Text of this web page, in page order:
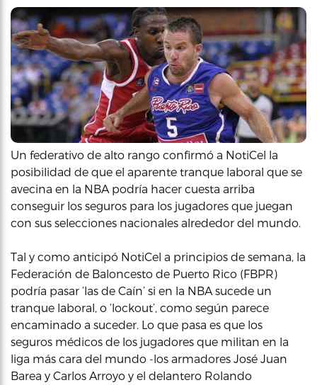
Un federativo de alto rango confirmó a NotiCel la
posibilidad de que el aparente tranque laboral que se
avecina en la NBA podría hacer cuesta arriba
conseguir los seguros para los jugadores que juegan
con sus selecciones nacionales alrededor del mundo.
Tal y como anticipó NotiCel a principios de semana, la
Federación de Baloncesto de Puerto Rico (FBPR)
podría pasar ‘las de Caín’ si en la NBA sucede un
tranque laboral, o ‘lockout’, como según parece
encaminado a suceder. Lo que pasa es que los
seguros médicos de los jugadores que militan en la
liga más cara del mundo -los armadores José Juan
Barea y Carlos Arroyo y el delantero Rolando